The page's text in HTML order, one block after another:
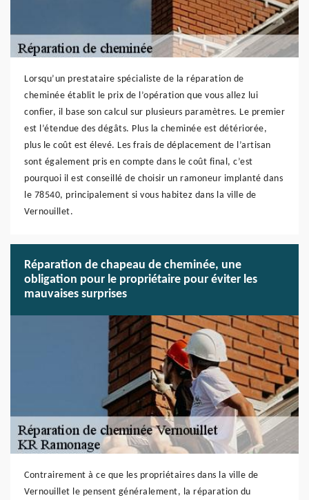
Lorsqu’un prestataire spécialiste de la réparation de
cheminée établit le prix de l’opération que vous allez lui
confier, il base son calcul sur plusieurs paramètres. Le premier
est l’étendue des dégâts. Plus la cheminée est détériorée,
plus le coût est élevé. Les frais de déplacement de l’artisan
sont également pris en compte dans le coût final, c’est
pourquoi il est conseillé de choisir un ramoneur implanté dans
le 78540, principalement si vous habitez dans la ville de
Vernouillet.
Réparation de chapeau de cheminée, une
obligation pour le propriétaire pour éviter les
mauvaises surprises
Contrairement à ce que les propriétaires dans la ville de
Vernouillet le pensent généralement, la réparation du